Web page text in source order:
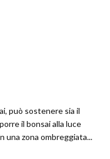
può sostenere sia il
il bonsai alla luce
una zona ombreggiata...